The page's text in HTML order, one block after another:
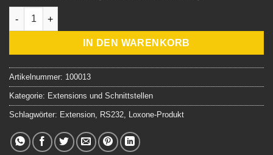
Loxone RS232 Extension Menge
IN DEN WARENKORB
Artikelnummer: 100013
Kategorie: Extensions und Schnittstellen
Schlagwörter: Extension RS232 Loxone-Produkt